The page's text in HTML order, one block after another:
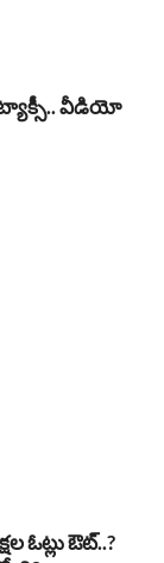
ట్యాక్సీ.. వీడియో
ఓట్లు ఔట్..?